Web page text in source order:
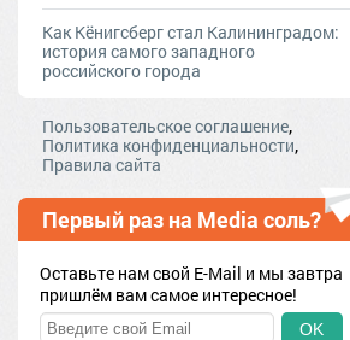
Как Кёнигсберг стал Калининградом:
история самого западного
российского города
Пользовательское соглашение,
Политика конфиденциальности,
Правила сайта
Первый раз на Media соль?
Оставьте нам свой E-Mail и мы завтра
пришлём вам самое интересное!
OK